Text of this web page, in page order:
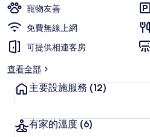
寵物友善
免費無線上網
可提供相連客房
查看全部
主要設施服務 (12)
有家的溫度 (6)